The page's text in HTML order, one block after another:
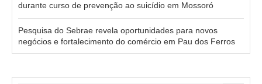
durante curso de prevenção ao suicídio em Mossoró
Pesquisa do Sebrae revela oportunidades para novos
negócios e fortalecimento do comércio em Pau dos Ferros